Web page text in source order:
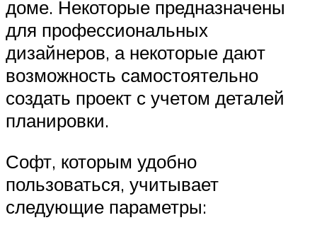
доме. Некоторые предназначены
для профессиональных
дизайнеров, а некоторые дают
возможность самостоятельно
создать проект с учетом деталей
планировки.
Софт, которым удобно
пользоваться, учитывает
следующие параметры: